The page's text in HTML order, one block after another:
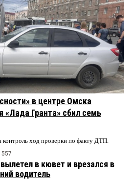
в центре Омска
«Лада Гранта» сбил семь
контроль ход проверки по факту ДТП.
557
в кювет и врезался в
водитель